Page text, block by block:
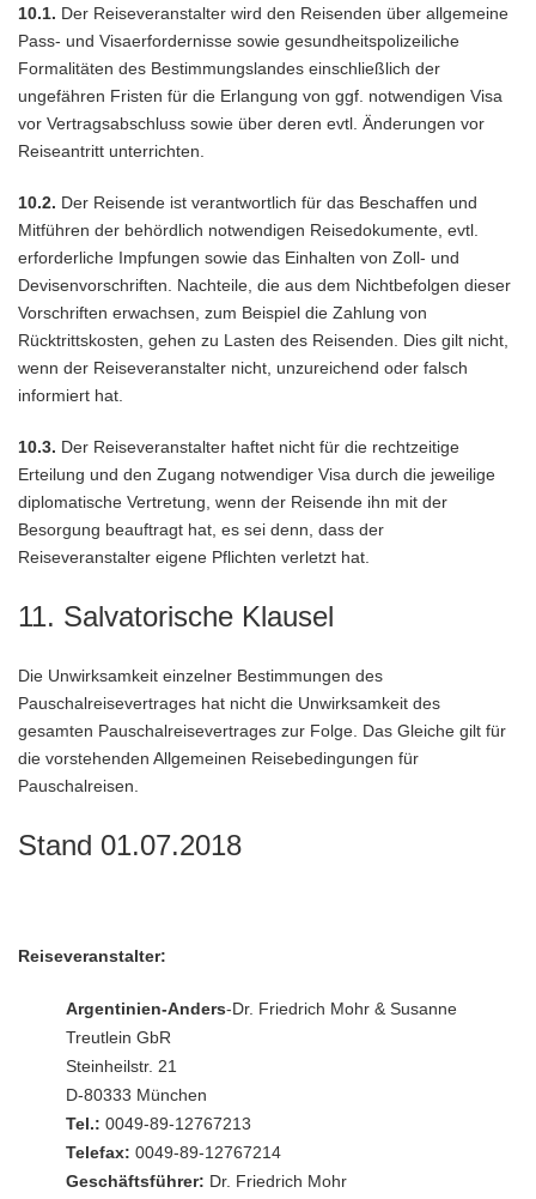
10.1. Der Reiseveranstalter wird den Reisenden über allgemeine
Pass- und Visaerfordernisse sowie gesundheitspolizeiliche
Formalitäten des Bestimmungslandes einschließlich der
ungefähren Fristen für die Erlangung von ggf. notwendigen Visa
vor Vertragsabschluss sowie über deren evtl. Änderungen vor
Reiseantritt unterrichten.
10.2. Der Reisende ist verantwortlich für das Beschaffen und
Mitführen der behördlich notwendigen Reisedokumente, evtl.
erforderliche Impfungen sowie das Einhalten von Zoll- und
Devisenvorschriften. Nachteile, die aus dem Nichtbefolgen dieser
Vorschriften erwachsen, zum Beispiel die Zahlung von
Rücktrittskosten, gehen zu Lasten des Reisenden. Dies gilt nicht,
wenn der Reiseveranstalter nicht, unzureichend oder falsch
informiert hat.
10.3. Der Reiseveranstalter haftet nicht für die rechtzeitige
Erteilung und den Zugang notwendiger Visa durch die jeweilige
diplomatische Vertretung, wenn der Reisende ihn mit der
Besorgung beauftragt hat, es sei denn, dass der
Reiseveranstalter eigene Pflichten verletzt hat.
11. Salvatorische Klausel
Die Unwirksamkeit einzelner Bestimmungen des
Pauschalreisevertrages hat nicht die Unwirksamkeit des
gesamten Pauschalreisevertrages zur Folge. Das Gleiche gilt für
die vorstehenden Allgemeinen Reisebedingungen für
Pauschalreisen.
Stand 01.07.2018
Reiseveranstalter:
Argentinien-Anders-Dr. Friedrich Mohr & Susanne
Treutlein GbR
Steinheilstr. 21
D-80333 München
Tel.: 0049-89-12767213
Telefax: 0049-89-12767214
Geschäftsführer: Dr. Friedrich Mohr